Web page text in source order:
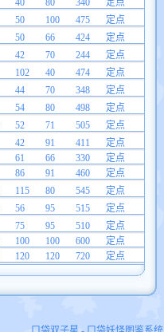
40 80 340
定点
50 100 475
定点
50 66 424
定点
42 70 244
定点
102 40 474
定点
44 70 348
定点
54 80 498
定点
52 71 505
定点
42 91 411
定点
61 66 330
定点
86 91 460
定点
115 80 545
定点
56 95 515
定点
75 95 510
定点
100 100 600
定点
120 120 720 定点